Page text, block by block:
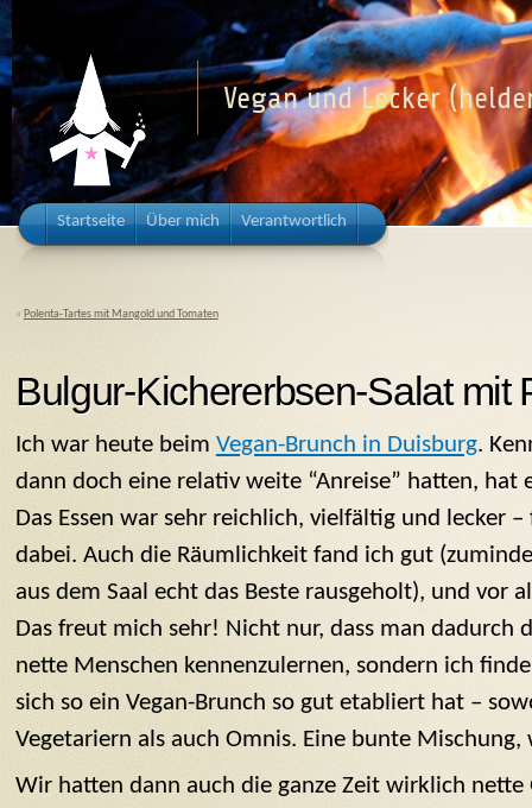
Vegan und Lecker
Startseite Über mich Verantwortlich
« Polenta-Tartes mit Mangold und Tomaten
Bulgur-Kichererbsen-Salat mit
Ich war heute beim Vegan-Brunch in Duisburg.
dann doch eine relativ weite “Anreise” hatten, hat
Das Essen war sehr reichlich, vielfältig und lecker
dabei. Auch die Räumlichkeit fand ich gut
aus dem Saal echt das Beste rausgeholt), und vor
Das freut mich sehr! Nicht nur, dass man dadurch
nette Menschen kennenzulernen, sondern ich
sich so ein Vegan-Brunch so gut etabliert hat –
Vegetariern als auch Omnis. Eine bunte
Wir hatten dann auch die ganze Zeit wirklich nette